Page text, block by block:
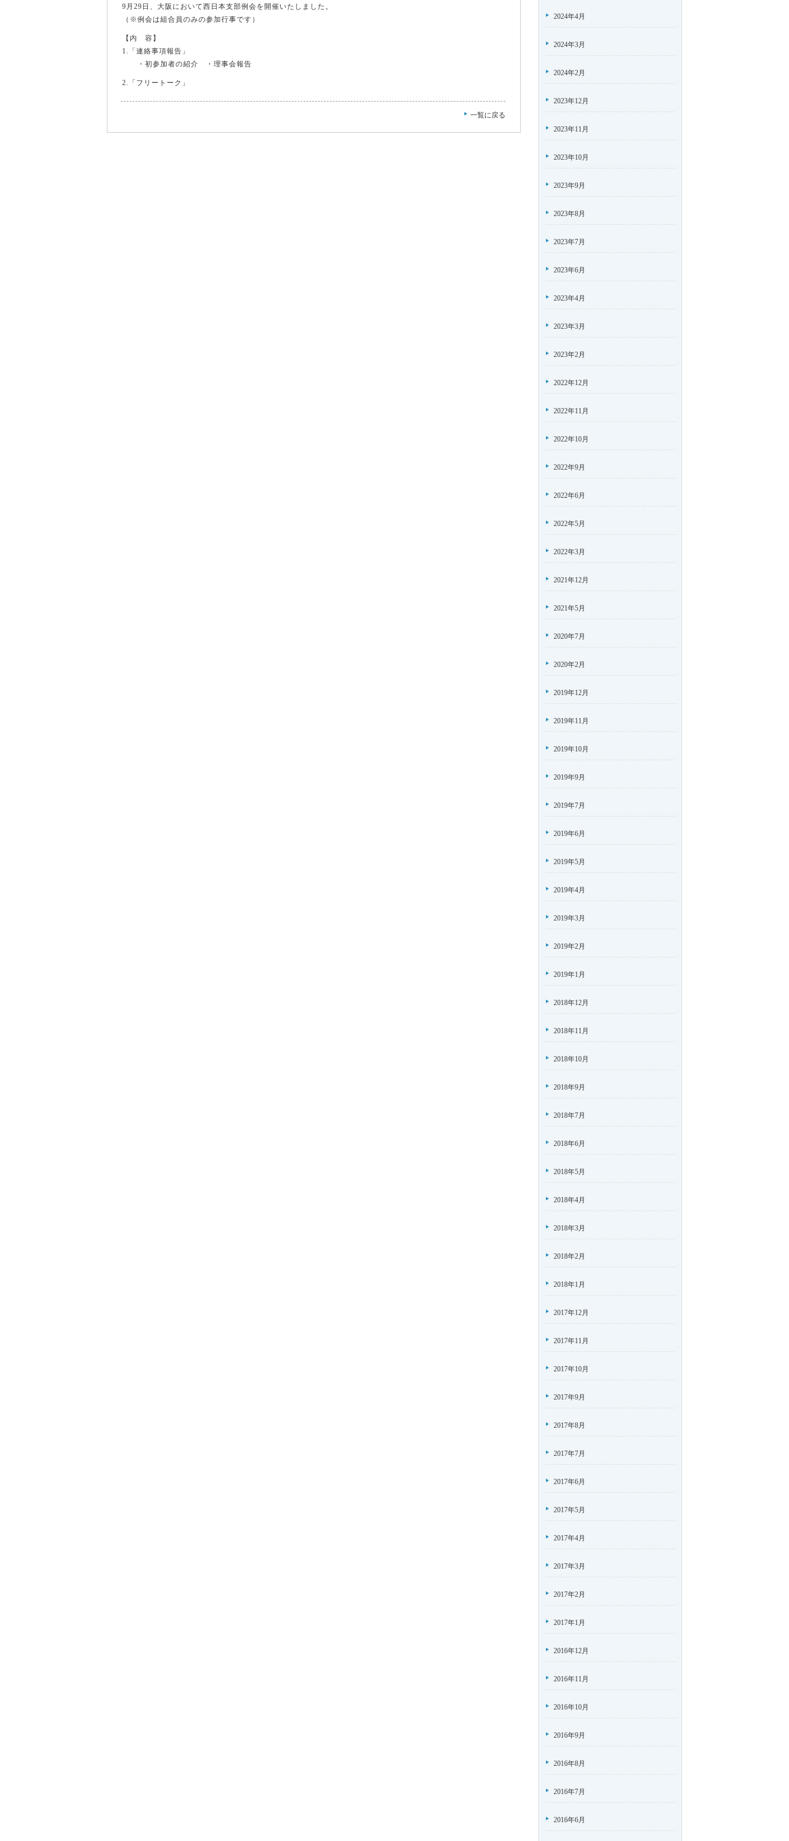
9月29日、大阪において西日本支部例会を開催いたしました。
（※例会は組合員のみの参加行事です）
【内 容】
1.「連絡事項報告」
・初参加者の紹介 ・理事会報告
2.「フリートーク」
一覧に戻る
2024年4月
2024年3月
2024年2月
2023年12月
2023年11月
2023年10月
2023年9月
2023年8月
2023年7月
2023年6月
2023年4月
2023年3月
2023年2月
2022年12月
2022年11月
2022年10月
2022年9月
2022年6月
2022年5月
2022年3月
2021年12月
2021年5月
2020年7月
2020年2月
2019年12月
2019年11月
2019年10月
2019年9月
2019年7月
2019年6月
2019年5月
2019年4月
2019年3月
2019年2月
2019年1月
2018年12月
2018年11月
2018年10月
2018年9月
2018年7月
2018年6月
2018年5月
2018年4月
2018年3月
2018年2月
2018年1月
2017年12月
2017年11月
2017年10月
2017年9月
2017年8月
2017年7月
2017年6月
2017年5月
2017年4月
2017年3月
2017年2月
2017年1月
2016年12月
2016年11月
2016年10月
2016年9月
2016年8月
2016年7月
2016年6月